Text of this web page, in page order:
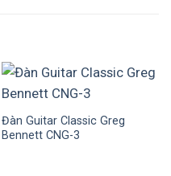
lõi nhỏ nằm dựng đứng
thiết kế khuyết, cho âm
Đàn Guitar Classic Greg
Bennett CNG-3